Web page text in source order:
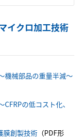
グラム
ンター
談・依頼試験）
イクロ加工技術
機械部品の重量半減～
CFRPの低コスト化、
膜創製技術（PDF形